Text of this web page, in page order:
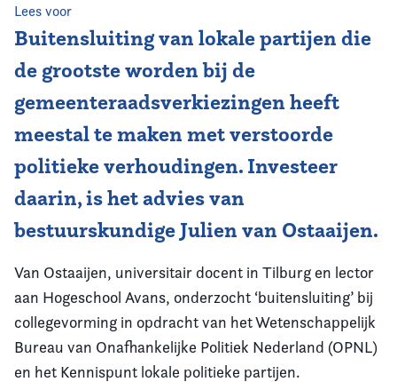
Lees voor
Buitensluiting van lokale partijen die
de grootste worden bij de
gemeenteraadsverkiezingen heeft
meestal te maken met verstoorde
politieke verhoudingen. Investeer
daarin, is het advies van
bestuurskundige Julien van Ostaaijen.
Van Ostaaijen, universitair docent in Tilburg en lector
aan Hogeschool Avans, onderzocht ‘buitensluiting’ bij
collegevorming in opdracht van het Wetenschappelijk
Bureau van Onafhankelijke Politiek Nederland (OPNL)
en het Kennispunt lokale politieke partijen.